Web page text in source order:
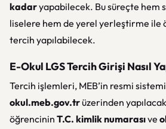
kadaryapabilecek. Bu süreçte hem
liselere hem de yerel yerleştirme ile
tercih yapılabilecek.
E-Okul LGS Tercih Girişi Nasıl
Tercih işlemleri, MEB’in resmi
okul.meb.gov.trüzerinden
öğrencinin T.C. kimlik numarasıve